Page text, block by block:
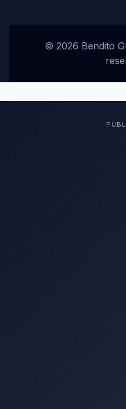
© 2026 Bendito